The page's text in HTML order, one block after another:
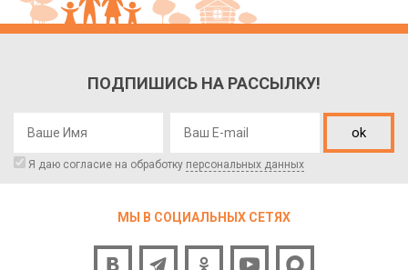
ПОДПИШИСЬ НА РАССЫЛКУ!
ok
Я даю согласие на обработку персональных данных
МЫ В СОЦИАЛЬНЫХ СЕТЯХ